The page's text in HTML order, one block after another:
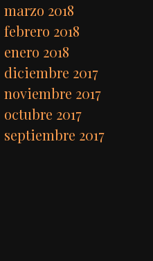
marzo 2018
febrero 2018
enero 2018
diciembre 2017
noviembre 2017
octubre 2017
septiembre 2017